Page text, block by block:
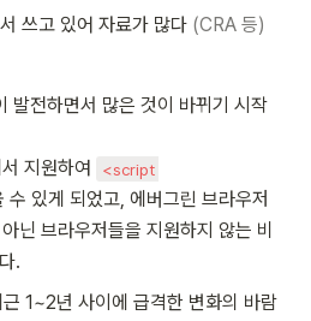
쓰고 있어 자료가 많다 (CRA 등)
발전하면서 많은 것이 바뀌기 시작
지원하여
<script
수 있게 되었고, 에버그린 브라우저
브라우저들을 지원하지 않는 비
.
1~2년 사이에 급격한 변화의 바람